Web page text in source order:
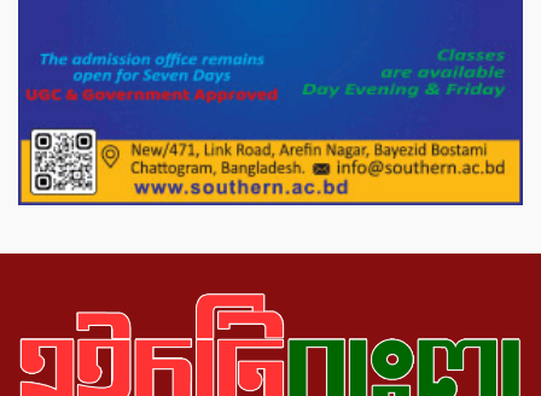
পাটগ্রামে চিকিৎসা সেবায় বীর মুক্তিযোদ্ধা দবির
উদ্দিন ফাউন্ডেশন
পাটগ্রামের দহগ্রাম ইউনিয়নের প্রধান সড়ক
ভেঙ্গে যোগাযোগ বিছিন্ন